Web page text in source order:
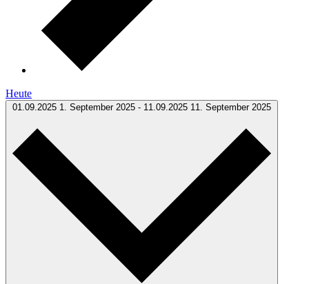
Heute
01.09.2025 1. September 2025 - 11.09.2025 11. September 2025